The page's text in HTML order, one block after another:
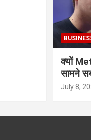
क्यों
सामने
अंत?
July 8,